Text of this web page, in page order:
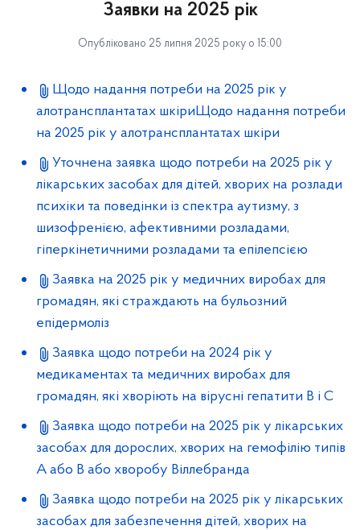
Заявки на 2025 рік
Опубліковано 25 липня 2025 року о 15:00
Щодо надання потреби на 2025 рік у
алотрансплантатах шкіриЩодо надання потреби
на 2025 рік у алотрансплантатах шкіри
Уточнена заявка щодо потреби на 2025 рік у
лікарських засобах для дітей, хворих на розлади
психіки та поведінки із спектра аутизму, з
шизофренією, афективними розладами,
гіперкінетичними розладами та епілепсією
Заявка на 2025 рік у медичних виробах для
громадян, які страждають на бульозний
епідермоліз
Заявка щодо потреби на 2024 рік у
медикаментах та медичних виробах для
громадян, які хворіють на вірусні гепатити В і С
Заявка щодо потреби на 2025 рік у лікарських
засобах для дорослих, хворих на гемофілію типів
А або В або хворобу Віллебранда
Заявка щодо потреби на 2025 рік у лікарських
засобах для забезпечення дітей, хворих на